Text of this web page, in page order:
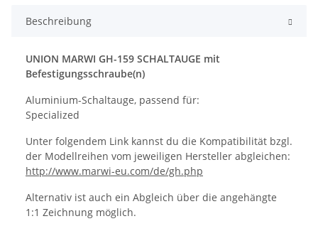
Beschreibung
UNION MARWI GH-159 SCHALTAUGE mit
Befestigungsschraube(n)
Aluminium-Schaltauge, passend für:
Specialized
Unter folgendem Link kannst du die Kompatibilität bzgl.
der Modellreihen vom jeweiligen Hersteller abgleichen:
http://www.marwi-eu.com/de/gh.php
Alternativ ist auch ein Abgleich über die angehängte
1:1 Zeichnung möglich.